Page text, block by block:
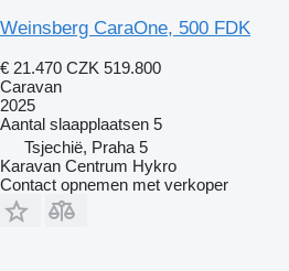
Weinsberg CaraOne, 500 FDK
€ 21.470 CZK 519.800
Caravan
2025
Aantal slaapplaatsen 5
Tsjechië, Praha 5
Karavan Centrum Hykro
Contact opnemen met verkoper